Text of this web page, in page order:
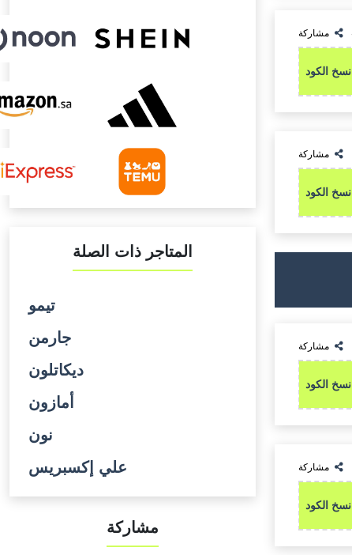
مشاركة
نسخ الكود
مشاركة
نسخ الكود
مشاركة
نسخ الكود
مشاركة
نسخ الكود
المتاجر ذات الصلة
تيمو
جارمن
ديكاتلون
أمازون
نون
علي إكسبريس
مشاركة